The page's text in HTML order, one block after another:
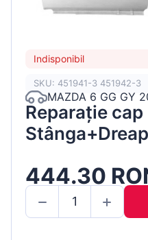
Indisponibil
SKU: 451941-3 451942-3
MAZDA 6 GG GY
Reparație
444.30